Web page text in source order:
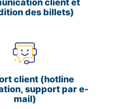
client et
des billets)
client (hotline
support par e-
mail)